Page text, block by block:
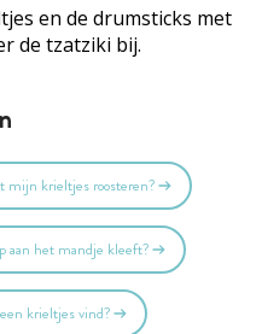
en de drumsticks met
de tzatziki bij.
mijn krieltjes roosteren?
aan het mandje kleeft?
krieltjes vind?